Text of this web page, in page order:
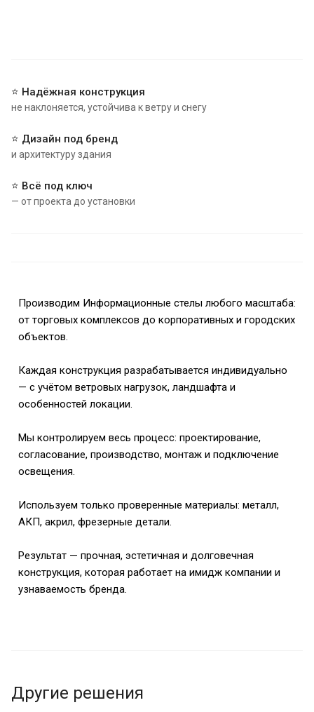
⭐ Надёжная конструкция
не наклоняется, устойчива к ветру и снегу
⭐ Дизайн под бренд
и архитектуру здания
⭐ Всё под ключ
— от проекта до установки
Производим Информационные стелы любого масштаба:
от торговых комплексов до корпоративных и городских
объектов.
Каждая конструкция разрабатывается индивидуально
— с учётом ветровых нагрузок, ландшафта и
особенностей локации.
Мы контролируем весь процесс: проектирование,
согласование, производство, монтаж и подключение
освещения.
Используем только проверенные материалы: металл,
АКП, акрил, фрезерные детали.
Результат — прочная, эстетичная и долговечная
конструкция, которая работает на имидж компании и
узнаваемость бренда.
Другие решения